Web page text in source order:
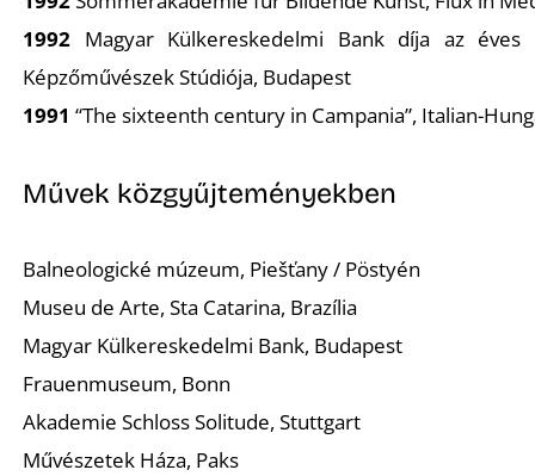
1992 Magyar Külkereskedelmi Bank díja az
Képzőművészek Stúdiója, Budapest
1991“The sixteenth century in Campania”, Italian-
Művek közgyűjteményekben
Balneologické múzeum, Piešťany / Pöstyén
Museu de Arte, Sta Catarina, Brazília
Magyar Külkereskedelmi Bank, Budapest
Frauenmuseum, Bonn
Akademie Schloss Solitude, Stuttgart
Művészetek Háza, Paks